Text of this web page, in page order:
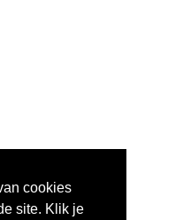
cookies
site. Klik je